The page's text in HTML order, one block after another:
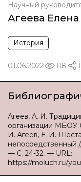
Научный
Агеева
История
01.06.2022 118
Агеев, А. И.
организации МБОУ
И. Агеев, Е. И.
— С. 24-32. — URL:
https://moluch.ru/